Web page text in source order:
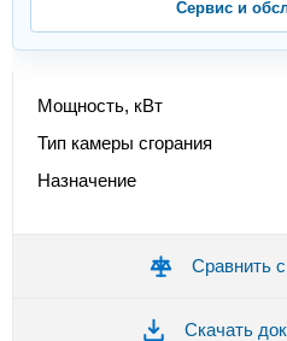
Сервис и
Мощность, кВт
Тип камеры сгорания
Назначение
Сравнить
Скачать